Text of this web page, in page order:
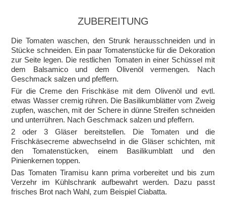
ZUBEREITUNG
Die Tomaten waschen, den Strunk herausschneiden und in
Stücke schneiden. Ein paar Tomatenstücke für die Dekoration
zur Seite legen. Die restlichen Tomaten in einer Schüssel mit
dem Balsamico und dem Olivenöl vermengen. Nach
Geschmack salzen und pfeffern.
Für die Creme den Frischkäse mit dem Olivenöl und evtl.
etwas Wasser cremig rühren. Die Basilikumblätter vom Zweig
zupfen, waschen, mit der Schere in dünne Streifen schneiden
und unterrühren. Nach Geschmack salzen und pfeffern.
2 oder 3 Gläser bereitstellen. Die Tomaten und die
Frischkäsecreme abwechselnd in die Gläser schichten, mit
den Tomatenstücken, einem Basilikumblatt und den
Pinienkernen toppen.
Das Tomaten Tiramisu kann prima vorbereitet und bis zum
Verzehr im Kühlschrank aufbewahrt werden. Dazu passt
frisches Brot nach Wahl, zum Beispiel Ciabatta.